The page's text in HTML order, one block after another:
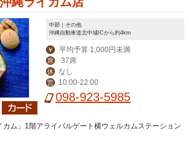
中部｜その他
沖縄自動車道北中城ICから約4km
￥ 平均予算 1,000円未満
席 37席
休 なし
営 10:00-22:00
098-923-5985
カム」1階アライバルゲート横ウェルカムステーション